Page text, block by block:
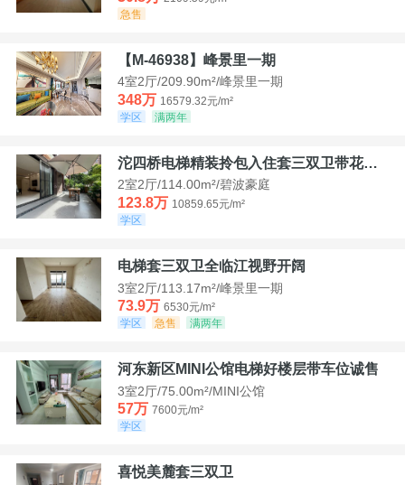
急售
【M-46938】峰景里一期
4室2厅/209.90m²/峰景里一期
348万 16579.32元/m²
学区
满两年
沱四桥电梯精装拎包入住套三双卫带花园40平米带车位
2室2厅/114.00m²/碧波豪庭
123.8万 10859.65元/m²
学区
电梯套三双卫全临江视野开阔
3室2厅/113.17m²/峰景里一期
73.9万 6530元/m²
学区
急售 满两年
河东新区MINI公馆电梯好楼层带车位诚售
3室2厅/75.00m²/MINI公馆
57万 7600元/m²
学区
喜悦美麓套三双卫